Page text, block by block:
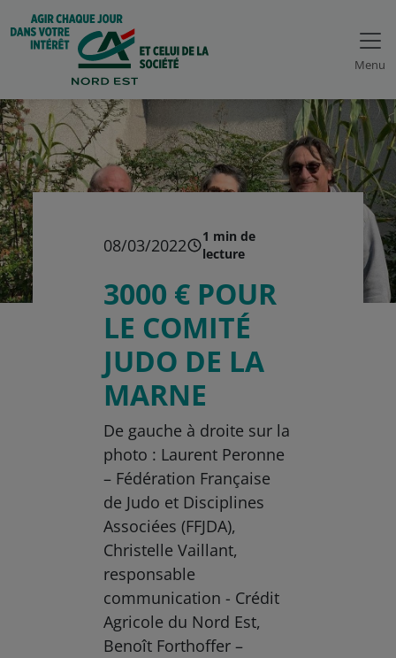
Menu
08/03/2022
1 min de
lecture
3000 € POUR
LE COMITÉ
JUDO DE LA
MARNE
De gauche à droite sur la
photo : Laurent Peronne
– Fédération Française
de Judo et Disciplines
Associées (FFJDA),
Christelle Vaillant,
responsable
communication - Crédit
Agricole du Nord Est,
Benoît Forthoffer –